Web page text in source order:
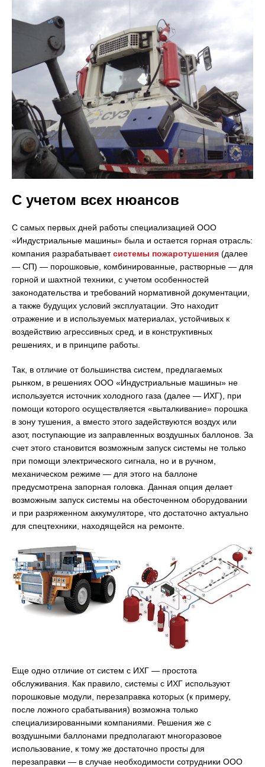
С учетом всех нюансов
С самых первых дней работы специализацией ООО
«Индустриальные машины» была и остается горная отрасль:
компания разрабатываетсистемы пожаротушения (далее
— СП) — порошковые, комбинированные, растворные — для
горной и шахтной техники, с учетом особенностей
законодательства и требований нормативной документации,
а также будущих условий эксплуатации. Это находит
отражение и в используемых материалах, устойчивых к
воздействию агрессивных сред, и в конструктивных
решениях, и в принципе работы.
Так, в отличие от большинства систем, предлагаемых
рынком, в решениях ООО «Индустриальные машины» не
используется источник холодного газа (далее — ИХГ), при
помощи которого осуществляется «выталкивание» порошка
в зону тушения, а вместо этого задействуются воздух или
азот, поступающие из заправленных воздушных баллонов. За
счет этого становится возможным запуск системы не только
при помощи электрического сигнала, но и в ручном,
механическом режиме — для этого на баллоне
предусмотрена запорная головка. Данная опция делает
возможным запуск системы на обесточенном оборудовании
и при разряженном аккумуляторе, что достаточно актуально
для спецтехники, находящейся на ремонте.
Еще одно отличие от систем с ИХГ — простота
обслуживания. Как правило, системы с ИХГ используют
порошковые модули, перезаправка которых (к примеру,
после ложного срабатывания) возможна только
специализированными компаниями. Решения же с
воздушными баллонами предполагают многоразовое
использование, к тому же достаточно просты для
перезаправки — в случае необходимости сотрудники ООО